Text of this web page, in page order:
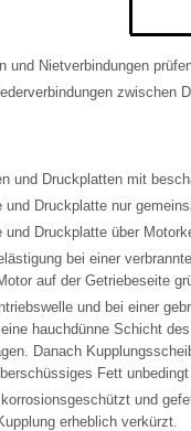
und Nietverbindungen
zwischen
und Druckplatten mit
und Druckplatte nur
und Druckplatte über
bei einer
auf der Getriebeseite
und bei einer
hauchdünne Schicht
Danach
Fett
und
erheblich verkürzt.